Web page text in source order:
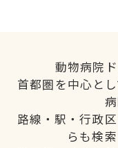
動物病院
首都圏を中心と
路線・駅・行政
らも検